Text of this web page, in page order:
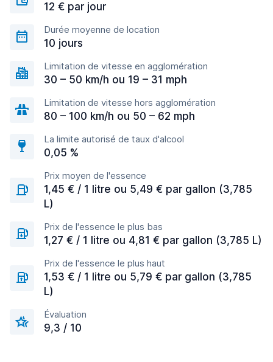
12 € par jour
Durée moyenne de location
10 jours
Limitation de vitesse en agglomération
30 – 50 km/h ou 19 – 31 mph
Limitation de vitesse hors agglomération
80 – 100 km/h ou 50 – 62 mph
La limite autorisé de taux d'alcool
0,05 %
Prix moyen de l'essence
1,45 € / 1 litre ou 5,49 € par gallon (3,785
L)
Prix de l'essence le plus bas
1,27 € / 1 litre ou 4,81 € par gallon (3,785 L)
Prix de l'essence le plus haut
1,53 € / 1 litre ou 5,79 € par gallon (3,785
L)
Évaluation
9,3 / 10